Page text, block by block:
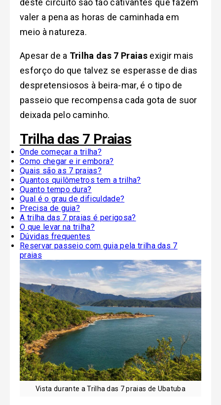
deste circuito são tão cativantes que fazem
valer a pena as horas de caminhada em
meio à natureza.
Apesar de a Trilha das 7 Praiasexigir mais
esforço do que talvez se esperasse de dias
despretensiosos à beira-mar, é o tipo de
passeio que recompensa cada gota de suor
deixada pelo caminho.
Trilha das 7 Praias
Onde começar a trilha?
Como chegar e ir embora?
Quais são as 7 praias?
Quantos quilômetros tem a trilha?
Quanto tempo dura?
Qual é o grau de dificuldade?
Precisa de guia?
A trilha das 7 praias é perigosa?
O que levar na trilha?
Dúvidas frequentes
Reservar passeio com guia pela trilha das 7
praias
Vista durante a Trilha das 7 praias de Ubatuba